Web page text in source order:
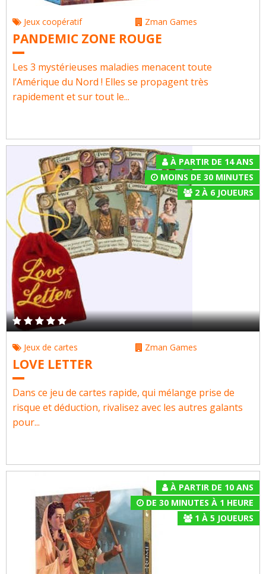
Jeux coopératif Zman Games
PANDEMIC ZONE ROUGE
Les 3 mystérieuses maladies menacent toute
l’Amérique du Nord ! Elles se propagent très
rapidement et sur tout le...
À PARTIR DE 14 ANS
MOINS DE 30 MINUTES
2À 6JOUEURS
Jeux de cartes Zman Games
LOVE LETTER
Dans ce jeu de cartes rapide, qui mélange prise de
risque et déduction, rivalisez avec les autres galants
pour...
À PARTIR DE 10 ANS
DE 30 MINUTES À 1 HEURE
1 À 5 JOUEURS